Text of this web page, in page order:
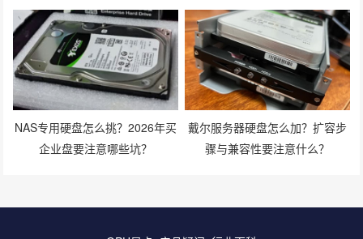
别？
NAS专用硬盘怎么挑？2026年买
企业盘要注意哪些坑？
戴尔服务器硬盘怎么加？扩容步
骤与兼容性要注意什么？